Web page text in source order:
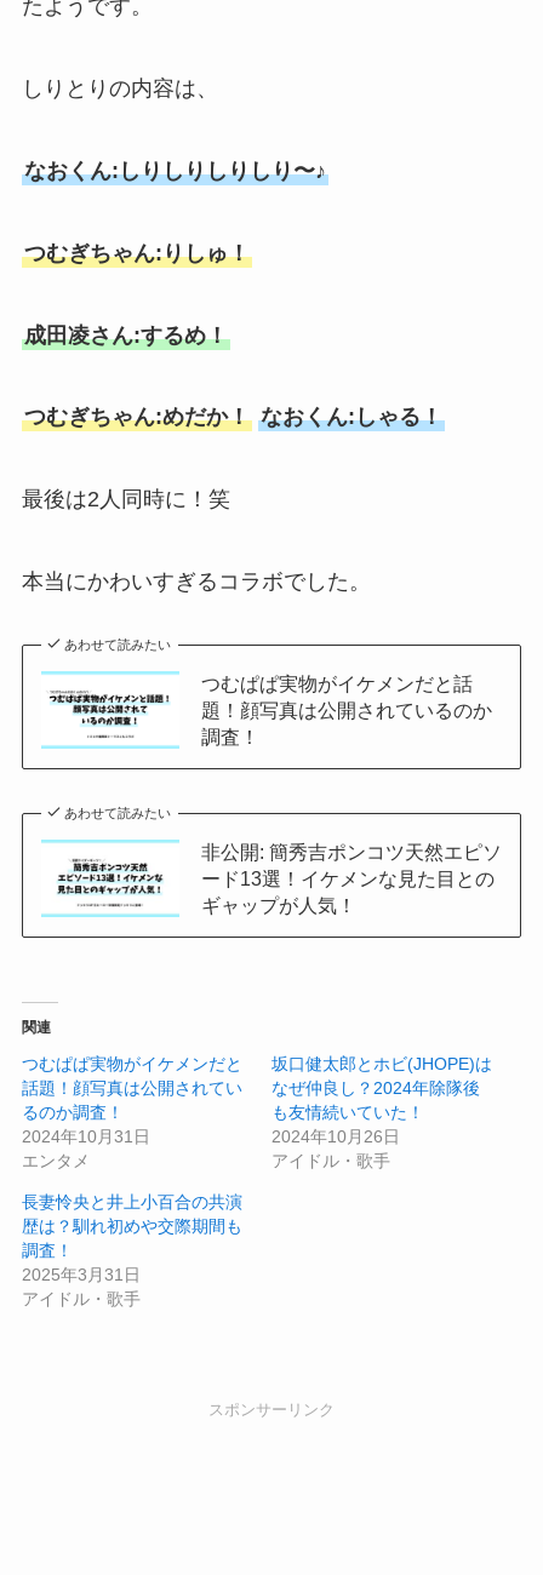
たようです。
しりとりの内容は、
なおくん:しりしりしりしり〜♪
つむぎちゃん:りしゅ！
成田凌さん:するめ！
つむぎちゃん:めだか！ なおくん:しゃる！
最後は2人同時に！笑
本当にかわいすぎるコラボでした。
あわせて読みたい
つむぱぱ実物がイケメンだと話
題！顔写真は公開されているのか
調査！
あわせて読みたい
非公開: 簡秀吉ポンコツ天然エピソ
ード13選！イケメンな見た目との
ギャップが人気！
関連
つむぱぱ実物がイケメンだと
話題！顔写真は公開されてい
るのか調査！
2024年10月31日
エンタメ
坂口健太郎とホビ(JHOPE)は
なぜ仲良し？2024年除隊後
も友情続いていた！
2024年10月26日
アイドル・歌手
長妻怜央と井上小百合の共演
歴は？馴れ初めや交際期間も
調査！
2025年3月31日
アイドル・歌手
スポンサーリンク